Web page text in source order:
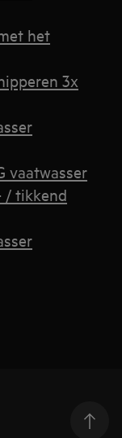
het
3x
vaatwasser
/ tikkend